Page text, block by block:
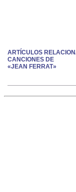
ARTÍCULOS
CANCIONES DE
«JEAN FERRAT»